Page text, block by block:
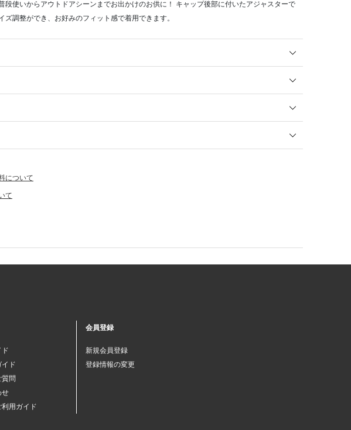
段使いからアウトドアシーンまでお出かけのお供に！ キャップ後部に付いたアジャスターで
ズ調整ができ、お好みのフィット感で着用できます。
について
て
ド
イド
質問
せ
利用ガイド
会員登録
新規会員登録
登録情報の変更